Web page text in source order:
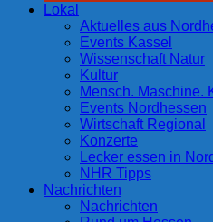
Lokal
Aktuelles aus
Events Kassel
Wissenschaft Natur
Kultur
Mensch. Maschine.
Events Nordhessen
Wirtschaft Regional
Konzerte
Lecker essen in
NHR Tipps
Nachrichten
Nachrichten